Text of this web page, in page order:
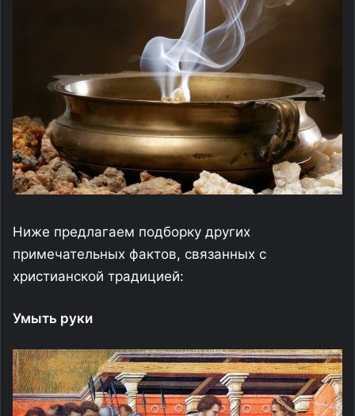
Ниже предлагаем подборку других
примечательных фактов, связанных с
христианской традицией:
Умыть руки